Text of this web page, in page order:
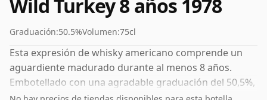
Wild Turkey 8 años 1978
Graduación:50.5%Volumen:75cl
Esta expresión de whisky americano comprende un
aguardiente madurado durante al menos 8 años.
Embotellado con una agradable graduación del 50,5%,
este whisky se presenta en una botella de 75 cl.